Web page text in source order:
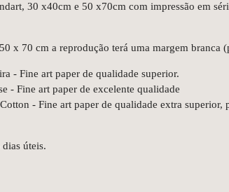
30 x40cm e 50 x70cm com impressão em
x 70 cm a reprodução terá uma margem branca
- Fine art paper de qualidade superior.
- Fine art paper de excelente qualidade
- Fine art paper de qualidade extra superior,
úteis.